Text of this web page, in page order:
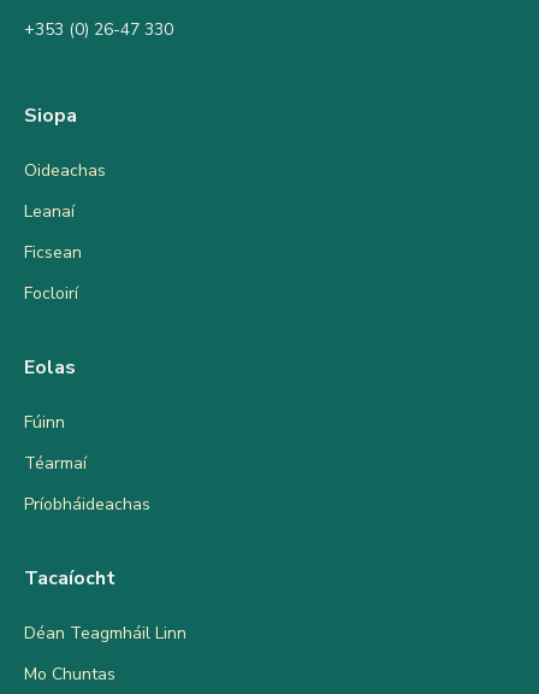
+353 (0) 26-47 330
Siopa
Oideachas
Leanaí
Ficsean
Focloirí
Eolas
Fúinn
Téarmaí
Príobháideachas
Tacaíocht
Déan Teagmháil Linn
Mo Chuntas